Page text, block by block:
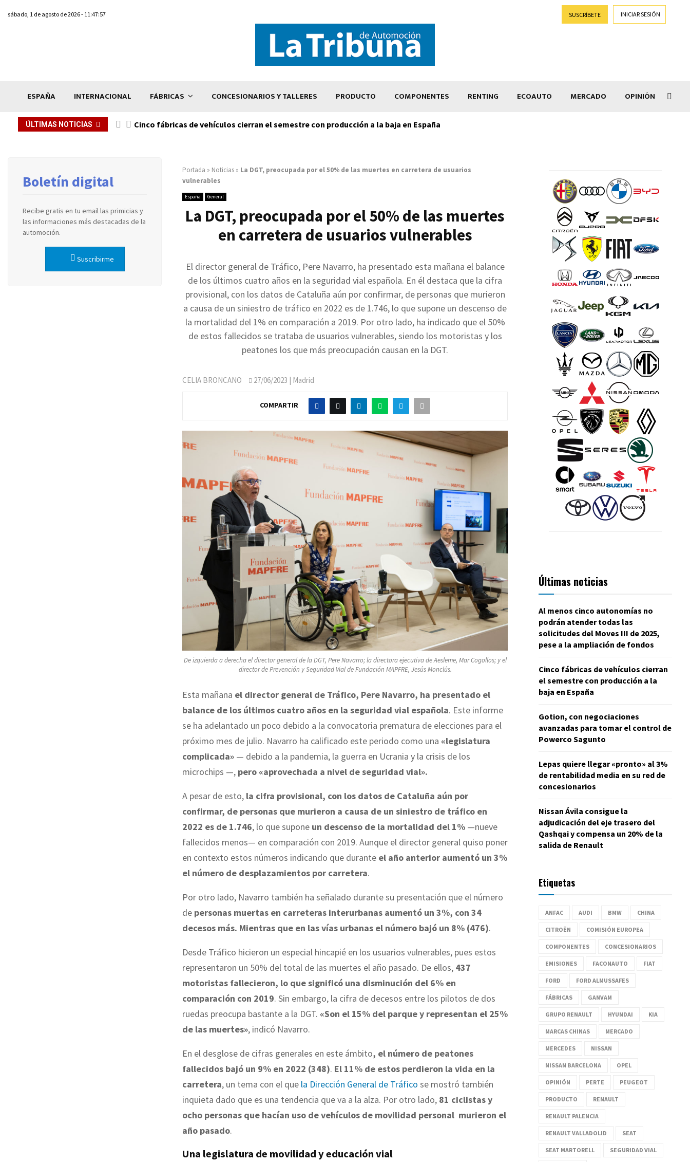
sábado, 1 de agosto de 2026 - 11:47:57 SUSCRÍBETE INICIAR SESIÓN
ESPAÑA INTERNACIONAL FÁBRICAS CONCESIONARIOS Y TALLERES PRODUCTO COMPONENTES RENTING ECOAUTO MERCADO OPINIÓN
ÚLTIMAS NOTICIAS Cinco fábricas de vehículos cierran el semestre con producción a la baja en España
Portada » Noticias » La DGT, preocupada por el 50% de las muertes en carretera de usuarios
vulnerables
España General
La DGT, preocupada por el 50% de las muertes
en carretera de usuarios vulnerables
El director general de Tráfico, Pere Navarro, ha presentado esta mañana el balance
de los últimos cuatro años en la seguridad vial española. En él destaca que la cifra
provisional, con los datos de Cataluña aún por confirmar, de personas que murieron
a causa de un siniestro de tráfico en 2022 es de 1.746, lo que supone un descenso de
la mortalidad del 1% en comparación a 2019. Por otro lado, ha indicado que el 50%
de estos fallecidos se trataba de usuarios vulnerables, siendo los motoristas y los
peatones los que más preocupación causan en la DGT.
CELIA BRONCANO 27/06/2023 | Madrid
COMPARTIR
De izquierda a derecha el director general de la DGT, Pere Navarro; la directora ejecutiva de Aesleme, Mar Cogollos; y el
director de Prevención y Seguridad Vial de Fundación MAPFRE, Jesús Monclús.
Esta mañana el director general de Tráfico, Pere Navarro, ha presentado el
balance de los últimos cuatro años en la seguridad vial española. Este informe
se ha adelantado un poco debido a la convocatoria prematura de elecciones para el
próximo mes de julio. Navarro ha calificado este periodo como una «legislatura
complicada» — debido a la pandemia, la guerra en Ucrania y la crisis de los
microchips —, pero «aprovechada a nivel de seguridad vial».
A pesar de esto, la cifra provisional, con los datos de Cataluña aún por
confirmar, de personas que murieron a causa de un siniestro de tráfico en
2022 es de 1.746, lo que supone un descenso de la mortalidad del 1% —nueve
fallecidos menos— en comparación con 2019. Aunque el director general quiso poner
en contexto estos números indicando que durante el año anterior aumentó un 3%
el número de desplazamientos por carretera.
Por otro lado, Navarro también ha señalado durante su presentación que el número
de personas muertas en carreteras interurbanas aumentó un 3%, con 34
decesos más. Mientras que en las vías urbanas el número bajó un 8% (476).
Desde Tráfico hicieron un especial hincapié en los usuarios vulnerables, pues estos
representaron un 50% del total de las muertes el año pasado. De ellos, 437
motoristas fallecieron, lo que significó una disminución del 6% en
comparación con 2019. Sin embargo, la cifra de decesos entre los pilotos de dos
ruedas preocupa bastante a la DGT. «Son el 15% del parque y representan el 25%
de las muertes», indicó Navarro.
En el desglose de cifras generales en este ámbito, el número de peatones
fallecidos bajó un 9% en 2022 (348). El 11% de estos perdieron la vida en la
carretera, un tema con el que la Dirección General de Tráfico se mostró también
inquieta dado que es una tendencia que va a la alza. Por otro lado, 81 ciclistas y
ocho personas que hacían uso de vehículos de movilidad personal murieron el
año pasado.
Una legislatura de movilidad y educación vial
Boletín digital
Recibe gratis en tu email las primicias y
las informaciones más destacadas de la
automoción.
Suscribirme
Últimas noticias
Al menos cinco autonomías no
podrán atender todas las
solicitudes del Moves III de 2025,
pese a la ampliación de fondos
Cinco fábricas de vehículos cierran
el semestre con producción a la
baja en España
Gotion, con negociaciones
avanzadas para tomar el control de
Powerco Sagunto
Lepas quiere llegar «pronto» al 3%
de rentabilidad media en su red de
concesionarios
Nissan Ávila consigue la
adjudicación del eje trasero del
Qashqai y compensa un 20% de la
salida de Renault
Etiquetas
ANFAC AUDI BMW CHINA
CITROËN COMISIÓN EUROPEA
COMPONENTES CONCESIONARIOS
EMISIONES FACONAUTO FIAT
FORD FORD ALMUSSAFES
FÁBRICAS GANVAM
GRUPO RENAULT HYUNDAI KIA
MARCAS CHINAS MERCADO
MERCEDES NISSAN
NISSAN BARCELONA OPEL
OPINIÓN PERTE PEUGEOT
PRODUCTO RENAULT
RENAULT PALENCIA
RENAULT VALLADOLID SEAT
SEAT MARTORELL SEGURIDAD VIAL